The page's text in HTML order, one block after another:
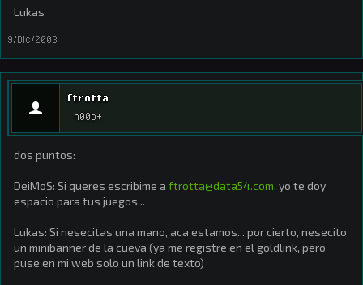
Lukas
9/Dic/2003
ftrotta
n00b+
dos puntos:
DeiMoS: Si queres escribime a ftrotta@data54.com, yo te doy
espacio para tus juegos...
Lukas: Si nesecitas una mano, aca estamos... por cierto, nesecito
un minibanner de la cueva (ya me registre en el goldlink, pero
puse en mi web solo un link de texto)